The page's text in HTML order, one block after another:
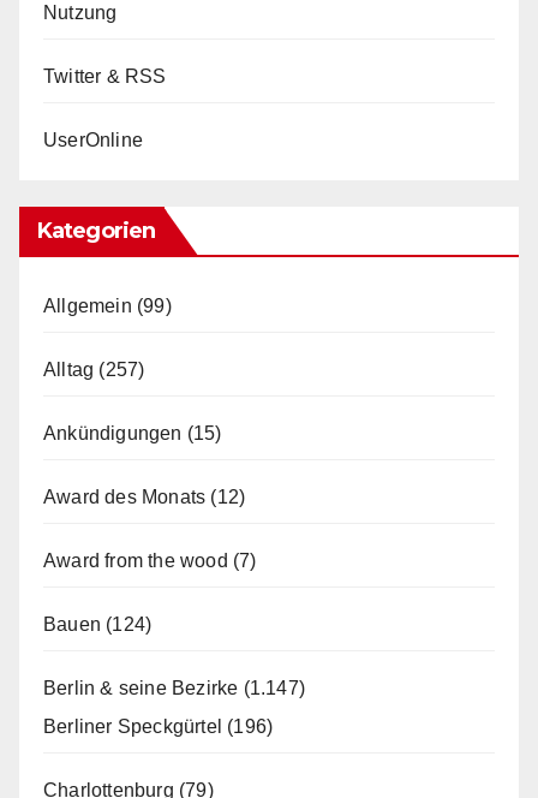
Nutzung
Twitter & RSS
UserOnline
Kategorien
Allgemein (99)
Alltag (257)
Ankündigungen (15)
Award des Monats (12)
Award from the wood (7)
Bauen (124)
Berlin & seine Bezirke (1.147)
Berliner Speckgürtel (196)
Charlottenburg (79)